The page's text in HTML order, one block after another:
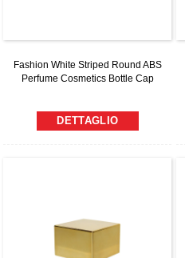
Fashion White Striped Round ABS
Perfume Cosmetics Bottle Cap
DETTAGLIO